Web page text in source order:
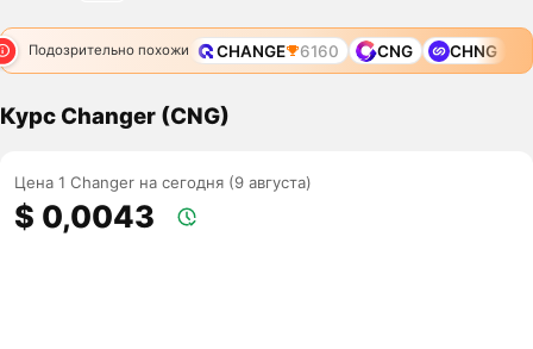
Подозрительно похожи CHANGE 6160 CNG CHNG
Курс Changer (CNG)
Цена 1 Changer на сегодня (9 августа)
$ 0,0043